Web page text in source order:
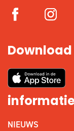
Download
NIEUWS